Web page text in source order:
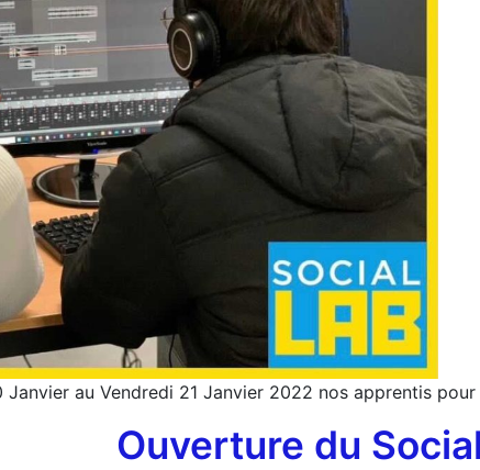
Janvier au Vendredi 21 Janvier 2022 nos apprentis
Ouverture du